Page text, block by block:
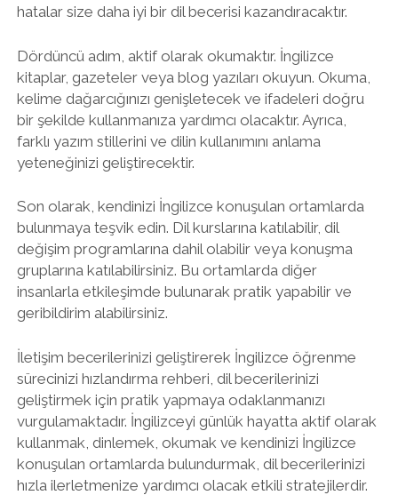
hatalar size daha iyi bir dil becerisi kazandıracaktır.
Dördüncü adım, aktif olarak okumaktır. İngilizce
kitaplar, gazeteler veya blog yazıları okuyun. Okuma,
kelime dağarcığınızı genişletecek ve ifadeleri doğru
bir şekilde kullanmanıza yardımcı olacaktır. Ayrıca,
farklı yazım stillerini ve dilin kullanımını anlama
yeteneğinizi geliştirecektir.
Son olarak, kendinizi İngilizce konuşulan ortamlarda
bulunmaya teşvik edin. Dil kurslarına katılabilir, dil
değişim programlarına dahil olabilir veya konuşma
gruplarına katılabilirsiniz. Bu ortamlarda diğer
insanlarla etkileşimde bulunarak pratik yapabilir ve
geribildirim alabilirsiniz.
İletişim becerilerinizi geliştirerek İngilizce öğrenme
sürecinizi hızlandırma rehberi, dil becerilerinizi
geliştirmek için pratik yapmaya odaklanmanızı
vurgulamaktadır. İngilizceyi günlük hayatta aktif olarak
kullanmak, dinlemek, okumak ve kendinizi İngilizce
konuşulan ortamlarda bulundurmak, dil becerilerinizi
hızla ilerletmenize yardımcı olacak etkili stratejilerdir.